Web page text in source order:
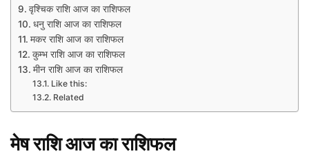
वृश्चिक राशि आज का राशिफल
धनु राशि आज का राशिफल
मकर राशि आज का राशिफल
कुम्भ राशि आज का राशिफल​
मीन राशि आज का राशिफल
Like this:
Related
मेषराशिआजकाराशिफल